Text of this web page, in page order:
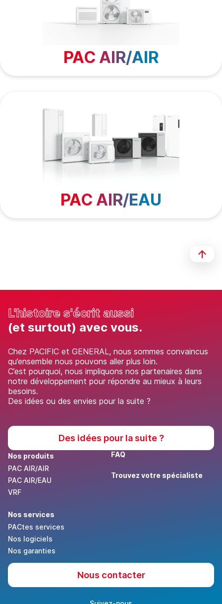
PAC AIR/AIR
PAC AIR/EAU
L'histoire s'écrit aussi
(et surtout) avec vous.
Chez PACIFIC et GENERAL, nous sommes convaincus
qu’ensemble nous pouvons aller plus loin.
C’est pourquoi, nous impliquons nos partenaires dans
notre développement pour répondre au mieux à leurs
besoins.
Des idées ou des envies pour la suite ?
Des idées pour la suite ?
Nos produits
PAC AIR/AIR
PAC AIR/EAU
VRF
Nos services
PACtes services
Nos logiciels
Nos garanties
FAQ
Trouvez votre spécialiste
Nous contacter